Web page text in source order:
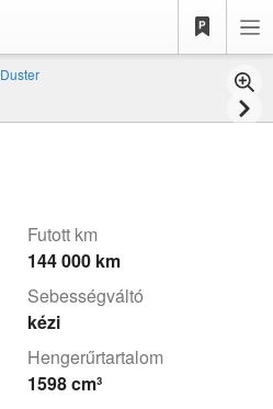
Duster
Futott km
144 000 km
Sebességváltó
kézi
Hengerűrtartalom
1598 cm³